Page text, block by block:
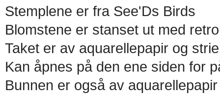
Stemplene er fra See'Ds Birds
Blomstene er stanset ut med
Taket er av aquarellepapir og
Kan åpnes på den ene siden for
Bunnen er også av